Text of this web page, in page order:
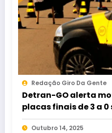
Redação Giro Da Gente
Detran-GO alerta
placas finais de 3 a
licenciamento anual
Outubro 14, 2025